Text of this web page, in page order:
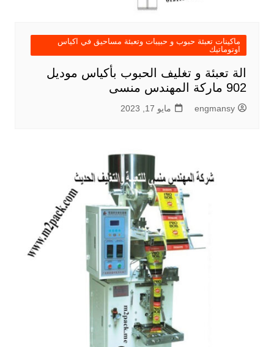
ماكينات تعبئة حبوب و حبيبات وتعبئة مساحيق في اكياس
اوتوماتيك
الة تعبئة و تغليف الحبوب بأكياس موديل
902 ماركة المهندس منسى
engmansy مايو 17, 2023